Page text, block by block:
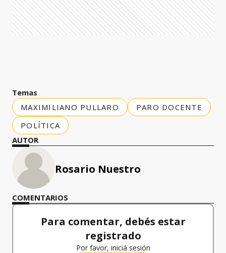
Temas
MAXIMILIANO PULLARO
PARO DOCENTE
POLÍTICA
AUTOR
Rosario Nuestro
COMENTARIOS
Para comentar, debés estar
registrado
Por favor, iniciá sesión